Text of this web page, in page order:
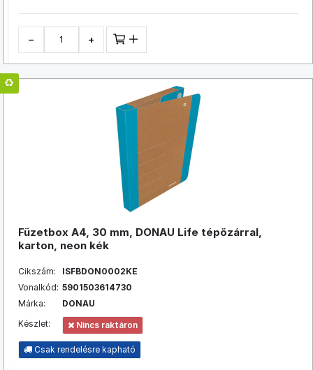
− +
Füzetbox A4, 30 mm, DONAU Life tépőzárral,
karton, neon kék
Cikszám:
ISFBDON0002KE
Vonalkód: 5901503614730
Márka:
DONAU
Készlet:
Nincs raktáron
Csak rendelésre kapható